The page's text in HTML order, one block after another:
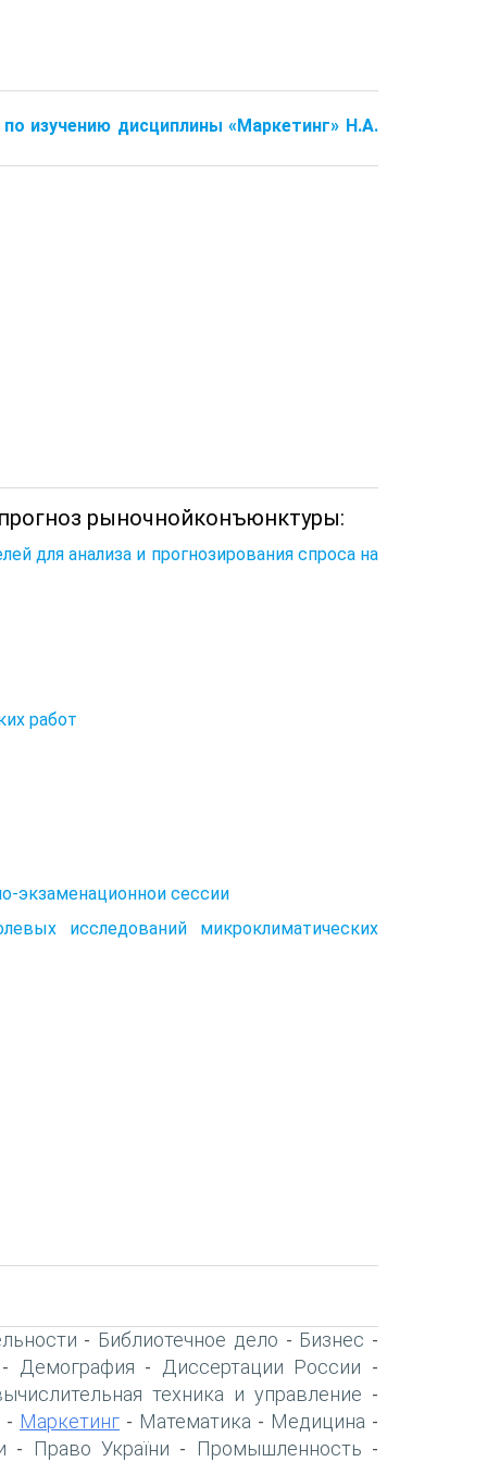
изучению дисциплины «Маркетинг» Н.А.
рыночнойконъюнктуры:
для анализа и прогнозирования спроса на
работ
экзаменационнои сессии
исследований микроклиматических
- Библиотечное дело - Бизнес -
Демография - Диссертации России -
техника и управление -
- Маркетинг - Математика - Медицина -
- Право України - Промышленность -